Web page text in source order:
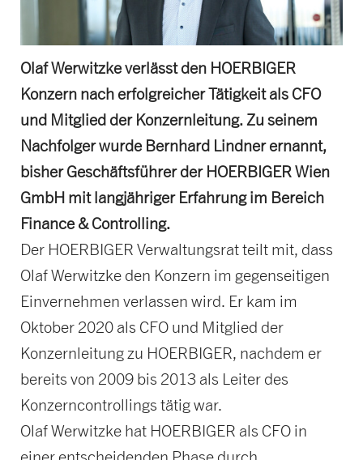
Olaf Werwitzke verlässt den HOERBIGER
Konzern nach erfolgreicher Tätigkeit als CFO
und Mitglied der Konzernleitung. Zu seinem
Nachfolger wurde Bernhard Lindner ernannt,
bisher Geschäftsführer der HOERBIGER Wien
GmbH mit langjähriger Erfahrung im Bereich
Finance & Controlling.
Der HOERBIGER Verwaltungsrat teilt mit, dass
Olaf Werwitzke den Konzern im gegenseitigen
Einvernehmen verlassen wird. Er kam im
Oktober 2020 als CFO und Mitglied der
Konzernleitung zu HOERBIGER, nachdem er
bereits von 2009 bis 2013 als Leiter des
Konzerncontrollings tätig war.
Olaf Werwitzke hat HOERBIGER als CFO in